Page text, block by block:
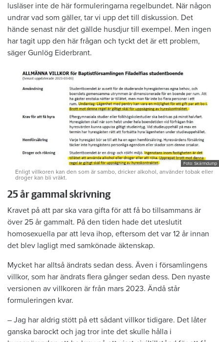
lusläser inte de här formuleringarna regelbundet. När någon
undrar vad som gäller, tar vi upp det till diskussion. Det
hände senast när det gällde husdjur till exempel. Men ingen
har tagit upp den här frågan och tyckt det är ett problem,
säger Gunlög Eiderbrant.
Foto: Skärmdump
Enligt villkoren kan den som är sambo, dricker alkohol, använder tobak eller
droger kan bli vräkt.
25 år gammal skrivning
Kravet på att par ska vara gifta för att få bo tillsammans är
över 25 år gammalt. På den tiden hade det uteslutit
homosexuella par att leva ihop, eftersom det var 12 år innan
det blev lagligt med samkönade äktenskap.
Mycket har alltså ändrats sedan dess. Även i församlingens
villkor, som har ändrats flera gånger sedan dess. Den nyaste
versionen av villkoren är från mars 2023. Ändå står
formuleringen kvar.
– Jag har aldrig stött på ett sådant villkor tidigare. Det låter
ganska barockt och jag tror inte det skulle hålla i